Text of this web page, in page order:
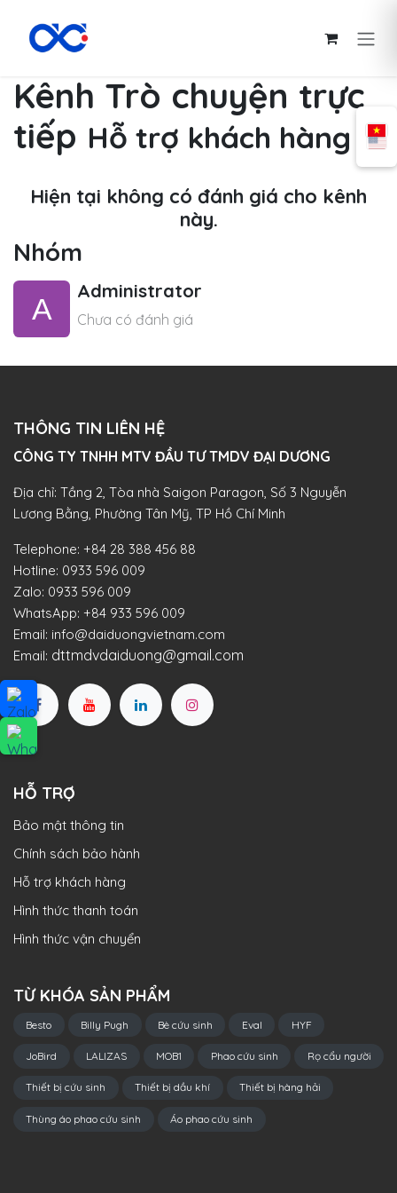
Kênh Trò chuyện trực
tiếp Hỗ trợ khách hàng
Hiện tại không có đánh giá cho kênh
này.
Nhóm
Administrator
Chưa có đánh giá
THÔNG TIN LIÊN HỆ
CÔNG TY TNHH MTV ĐẦU TƯ TMDV ĐẠI DƯƠNG​
Địa chỉ: Tầng 2, Tòa nhà Saigon Paragon, Số 3 Nguyễn
Lương Bằng, Phường Tân Mỹ, TP Hồ Chí Minh
Telephone: +84 28 388 456 88
Hotline: 0933 596 009
Zalo: 0933 596 009
WhatsApp: +84 933 596 009
Email: info@daiduongvietnam.com
Email: dttmdvdaiduong@gmail.com
HỖ TRỢ
Bảo mật thông tin
Chính sách bảo hành
Hỗ trợ khách hàng
Hình thức thanh toán
Hình thức vận chuyển
TỪ KHÓA SẢN PHẨM
Besto Billy Pugh Bè cứu sinh Eval HYF
JoBird LALIZAS MOB1 Phao cứu sinh Rọ cẩu người
Thiết bị cứu sinh Thiết bị dầu khí Thiết bị hàng hải
Thùng áo phao cứu sinh Áo phao cứu sinh